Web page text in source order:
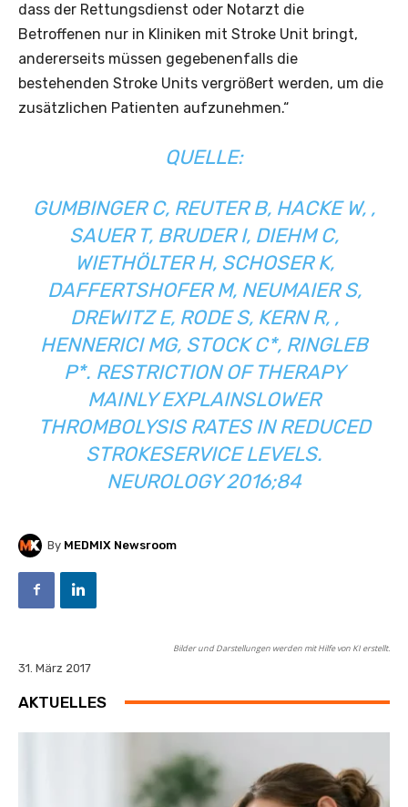
dass der Rettungsdienst oder Notarzt die
Betroffenen nur in Kliniken mit Stroke Unit bringt,
andererseits müssen gegebenenfalls die
bestehenden Stroke Units vergrößert werden, um die
zusätzlichen Patienten aufzunehmen.“
QUELLE:
GUMBINGER C, REUTER B, HACKE W, ,
SAUER T, BRUDER I, DIEHM C,
WIETHÖLTER H, SCHOSER K,
DAFFERTSHOFER M, NEUMAIER S,
DREWITZ E, RODE S, KERN R, ,
HENNERICI MG, STOCK C*, RINGLEB
P*. RESTRICTION OF THERAPY
MAINLY EXPLAINSLOWER
THROMBOLYSIS RATES IN REDUCED
STROKESERVICE LEVELS.
NEUROLOGY 2016;84
By MEDMIX Newsroom
Bilder und Darstellungen werden mit Hilfe von KI erstellt.
31. März 2017
AKTUELLES